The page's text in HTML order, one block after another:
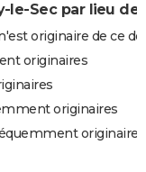
le-Sec par lieu de
originaire de ce
originaires
originaires
originaires